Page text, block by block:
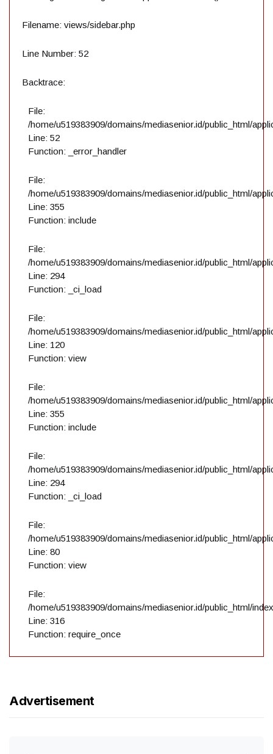
Filename: views/sidebar.php
Line Number: 52
Backtrace:
File:
/home/u519383909/domains/mediasenior.id/public_html/
Line: 52
Function: _error_handler
File:
/home/u519383909/domains/mediasenior.id/public_html/
Line: 355
Function: include
File:
/home/u519383909/domains/mediasenior.id/public_html/
Line: 294
Function: _ci_load
File:
/home/u519383909/domains/mediasenior.id/public_html/
Line: 120
Function: view
File:
/home/u519383909/domains/mediasenior.id/public_html/
Line: 355
Function: include
File:
/home/u519383909/domains/mediasenior.id/public_html/
Line: 294
Function: _ci_load
File:
/home/u519383909/domains/mediasenior.id/public_html/
Line: 80
Function: view
File:
/home/u519383909/domains/mediasenior.id/public_html/
Line: 316
Function: require_once
Advertisement